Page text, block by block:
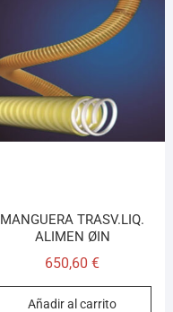
MANGUERA TRASV.LIQ.
ALIMEN ØIN
650,60€
Añadir al carrito